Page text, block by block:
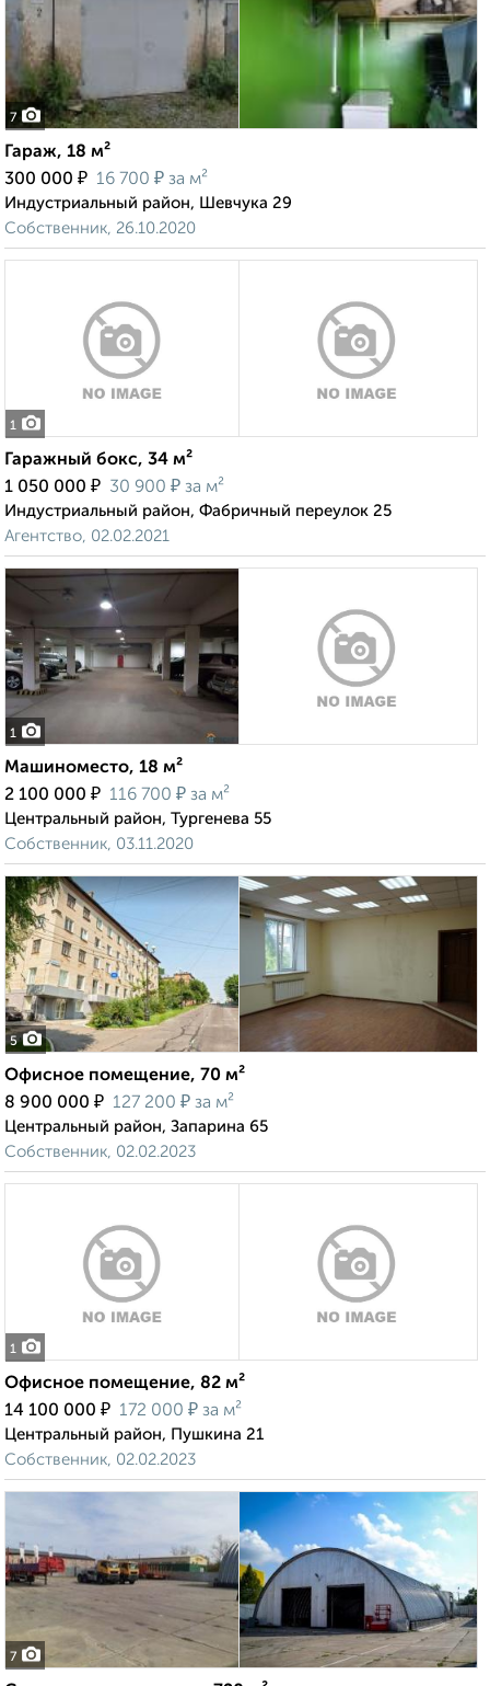
7
Гараж, 18 м²
300 000 ₽ 16 700 ₽ за м²
Индустриальный район, Шевчука 29
Собственник, 26.10.2020
1
Гаражный бокс, 34 м²
1 050 000 ₽ 30 900 ₽ за м²
Индустриальный район, Фабричный переулок 25
Агентство, 02.02.2021
1
Машиноместо, 18 м²
2 100 000 ₽ 116 700 ₽ за м²
Центральный район, Тургенева 55
Собственник, 03.11.2020
5
Офисное помещение, 70 м²
8 900 000 ₽ 127 200 ₽ за м²
Центральный район, Запарина 65
Собственник, 02.02.2023
1
Офисное помещение, 82 м²
14 100 000 ₽ 172 000 ₽ за м²
Центральный район, Пушкина 21
Собственник, 02.02.2023
7